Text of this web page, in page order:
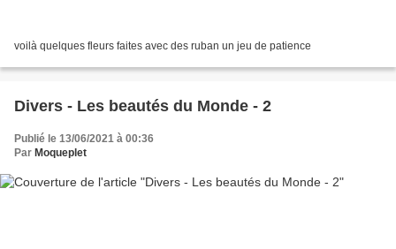
voilà quelques fleurs faites avec des ruban un jeu de patience
Divers - Les beautés du Monde - 2
Publié le 13/06/2021 à 00:36
Par Moqueplet